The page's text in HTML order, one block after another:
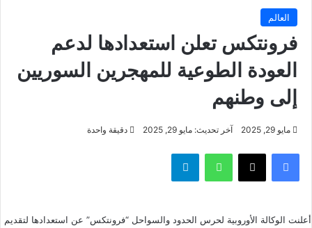
العالم
فرونتكس تعلن استعدادها لدعم
العودة الطوعية للمهجرين السوريين
إلى وطنهم
مايو 29, 2025 آخر تحديث: مايو 29, 2025 دقيقة واحدة
فيسبوك ‫X واتساب تيلقرام
أعلنت الوكالة الأوروبية لحرس الحدود والسواحل “فرونتكس” عن استعدادها لتقديم